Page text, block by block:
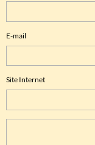
E-mail
Site Internet